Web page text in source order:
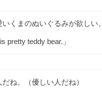
いくまのぬいぐるみが欲しい。
pretty teddy bear.」
だね。（優しい人だね）